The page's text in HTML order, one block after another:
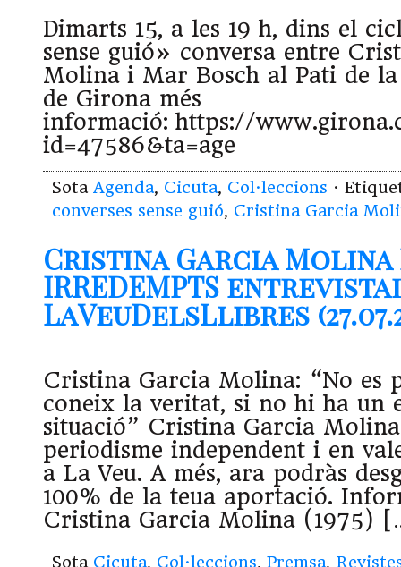
Dimarts 15, a les 19 h, dins el
sense guió» conversa entre
Molina i Mar Bosch al Pati de
de Girona més
informació: https://
id=47586&ta=age
Sota Agenda, Cicuta, Col·leccions ·
converses sense guió, Cristina Garcia
Cristina Garcia Molina
IRREDEMPTS
LaVeuDelsLlibres
Cristina Garcia Molina: “No es
coneix la veritat, si no hi ha un
situació” Cristina Garcia
periodisme independent i en
a La Veu. A més, ara podràs
100% de la teua aportació.
Cristina Garcia Molina (1975)
Sota Cicuta, Col·leccions, Premsa,